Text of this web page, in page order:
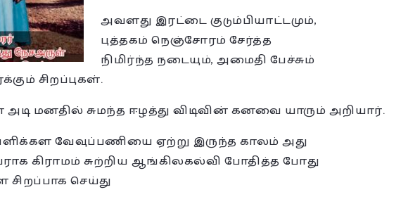
அவளது இரட்டை குடும்பியாட்டமும்,
புத்தகம் நெஞ்சோரம் சேர்த்த
நிமிர்ந்த நடையும், அமைதி பேச்சும்
சிறப்புகள்.
மனதில் சுமந்த ஈழத்து விடிவின் கனவை யாரும் அறியார்.
வேவுப்பணியை ஏற்று இருந்த காலம் அது
கிராமம் சுற்றிய ஆங்கிலகல்வி போதித்த போது
செய்து